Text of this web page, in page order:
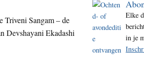
i
t
Triveni Sangam – de
Devshayani Ekadashi
Elke
in je